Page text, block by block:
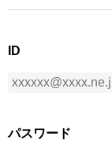
ID
パスワード